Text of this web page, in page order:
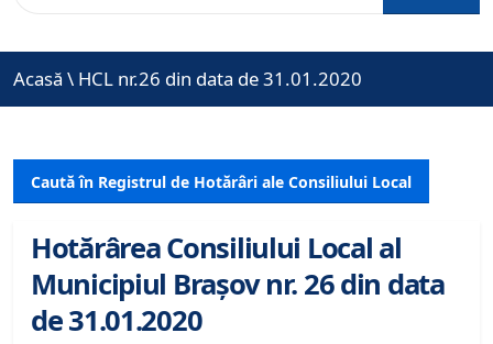
Acasă \ HCL nr.26 din data de 31.01.2020
Caută în Registrul de Hotărâri ale Consiliului Local
Hotărârea Consiliului Local al
Municipiul Brașov nr. 26 din data
de 31.01.2020